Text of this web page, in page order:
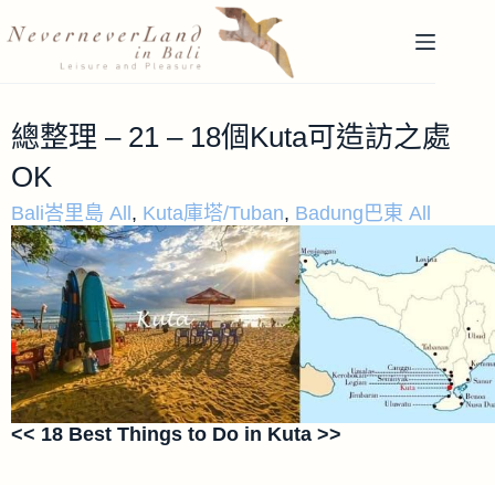
總整理 – 21 – 18個Kuta可造訪之處
OK
Bali峇里島 All , Kuta庫塔/Tuban, Badung巴東 All
<< 18 Best Things to Do in Kuta >>